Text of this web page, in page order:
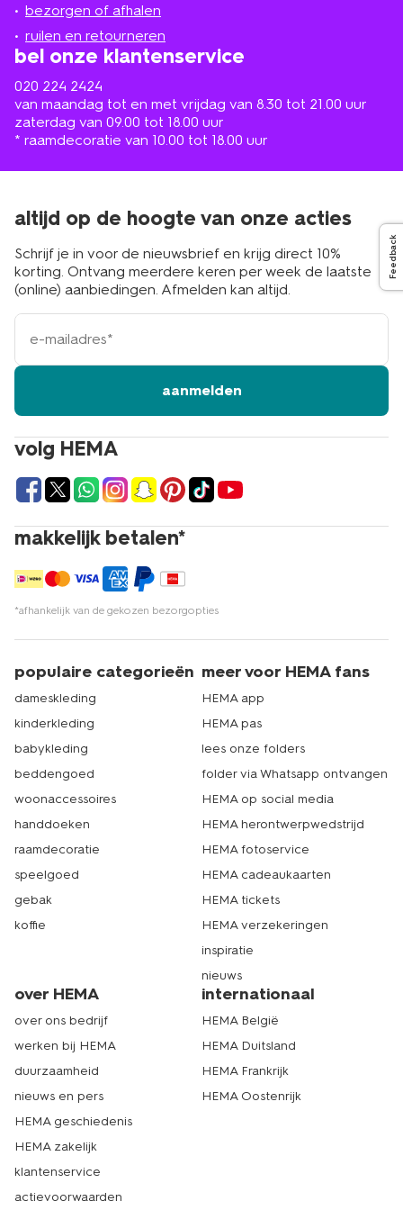
bezorgen of afhalen
ruilen en retourneren
bel onze klantenservice
020 224 2424
van maandag tot en met vrijdag van 8.30 tot 21.00 uur
zaterdag van 09.00 tot 18.00 uur
* raamdecoratie van 10.00 tot 18.00 uur
de
buurt
volg HEMA
makkelijk betalen*
*afhankelijk van de gekozen bezorgopties
altijd op de hoogte van onze acties
Schrijf je in voor de nieuwsbrief en krijg direct 10%
korting. Ontvang meerdere keren per week de laatste
(online) aanbiedingen. Afmelden kan altijd.
e-
mailadres
aanmelden
populaire categorieën
dameskleding
kinderkleding
babykleding
beddengoed
woonaccessoires
handdoeken
raamdecoratie
speelgoed
gebak
koffie
meer voor HEMA fans
HEMA app
HEMA pas
lees onze folders
folder via Whatsapp ontvangen
HEMA op social media
HEMA herontwerpwedstrijd
HEMA fotoservice
HEMA cadeaukaarten
HEMA tickets
HEMA verzekeringen
inspiratie
nieuws
over HEMA
over ons bedrijf
werken bij HEMA
duurzaamheid
nieuws en pers
HEMA geschiedenis
HEMA zakelijk
klantenservice
actievoorwaarden
internationaal
HEMA België
HEMA Duitsland
HEMA Frankrijk
HEMA Oostenrijk
Feedback